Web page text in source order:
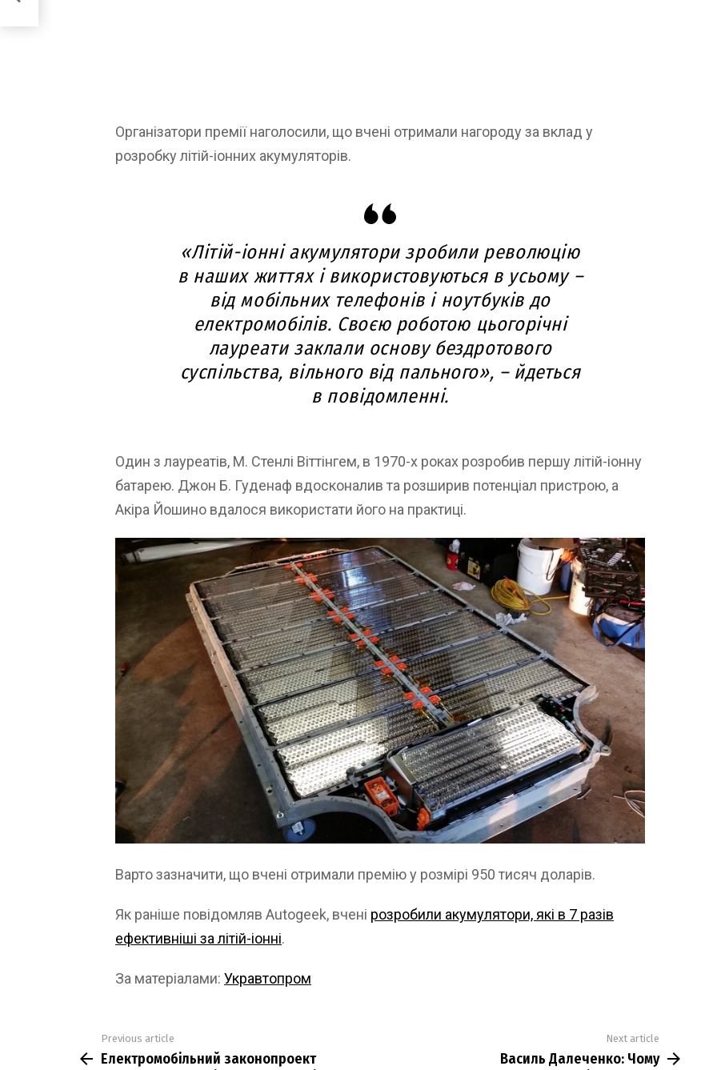
Організатори премії наголосили, що вчені отримали нагороду за вклад у
розробку літій-іонних акумуляторів.
«Літій-іонні акумулятори зробили революцію
в наших життях і використовуються в усьому –
від мобільних телефонів і ноутбуків до
електромобілів. Своєю роботою цьогорічні
лауреати заклали основу бездротового
суспільства, вільного від пального», – йдеться
в повідомленні.
Один з лауреатів, М. Стенлі Віттінгем, в 1970-х роках розробив першу літій-іонну
батарею. Джон Б. Гуденаф вдосконалив та розширив потенціал пристрою, а
Акіра Йошино вдалося використати його на практиці.
Варто зазначити, що вчені отримали премію у розмірі 950 тисяч доларів.
Як раніше повідомляв Autogeek, вчені розробили акумулятори, які в 7 разів
ефективніші за літій-іонні.
За матеріалами: Укравтопром
more
Previous article
Електромобільний законопроект
Next article
Василь Далеченко: Чому